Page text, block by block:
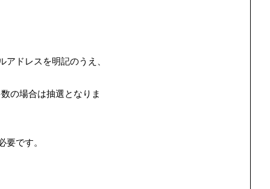
ドレスを明記のうえ、
の場合は抽選となりま
です。